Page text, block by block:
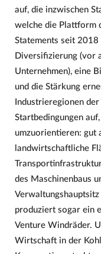
auf, die inzwischen
welche die Plattform
Statements seit
Diversifizierung (vor
Unternehmen), eine
und die Stärkung
Industrieregionen
Startbedingungen
umzuorientieren: gut
landwirtschaftliche
des Maschinenbaus
produziert sogar ein
Venture Windräder.
Wirtschaft in der